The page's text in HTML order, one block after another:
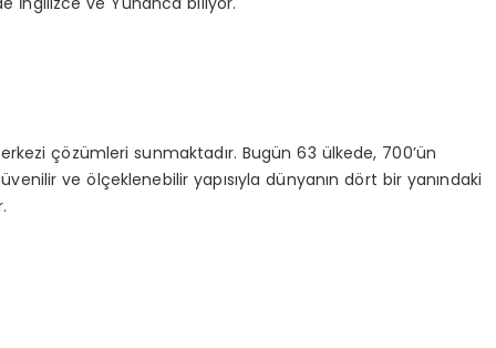
çözümleri sunmaktadır. Bugün 63 ülkede, 700’ün
ve ölçeklenebilir yapısıyla dünyanın dört bir yanındaki